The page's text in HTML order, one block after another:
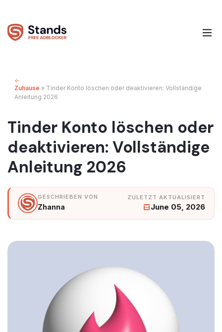
Zuhause » Tinder Konto löschen oder deaktivieren: Vollständige
Anleitung 2026
Tinder Konto löschen oder
deaktivieren: Vollständige
Anleitung 2026
Zhanna June 05, 2026